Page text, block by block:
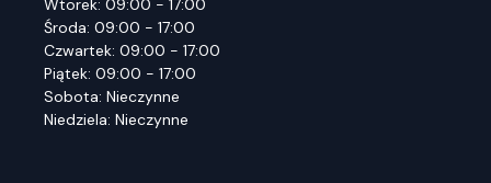
Wtorek: 09:00 - 17:00
Środa: 09:00 - 17:00
Czwartek: 09:00 - 17:00
Piątek: 09:00 - 17:00
Sobota: Nieczynne
Niedziela: Nieczynne